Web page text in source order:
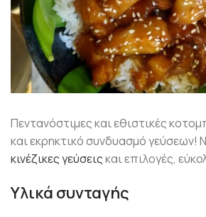
Πεντανόστιμες και εθιστικές
και εκρηκτικό συνδυασμό γεύσεων!
κινέζικες γεύσειςκαι επιλογές,
Υλικά συνταγής